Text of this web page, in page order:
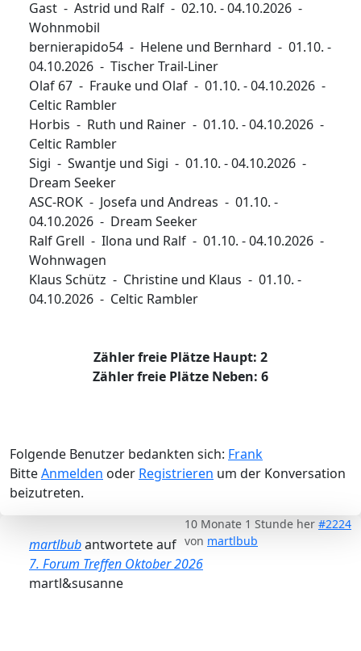
Gast - Astrid und Ralf - 02.10. - 04.10.2026 -
Wohnmobil
bernierapido54 - Helene und Bernhard - 01.10. -
04.10.2026 - Tischer Trail-Liner
Olaf 67 - Frauke und Olaf - 01.10. - 04.10.2026 -
Celtic Rambler
Horbis - Ruth und Rainer - 01.10. - 04.10.2026 -
Celtic Rambler
Sigi - Swantje und Sigi - 01.10. - 04.10.2026 -
Dream Seeker
ASC-ROK - Josefa und Andreas - 01.10. -
04.10.2026 - Dream Seeker
Ralf Grell - Ilona und Ralf - 01.10. - 04.10.2026 -
Wohnwagen
Klaus Schütz - Christine und Klaus - 01.10. -
04.10.2026 - Celtic Rambler
Zähler freie Plätze Haupt: 2
Zähler freie Plätze Neben: 6
Folgende Benutzer bedankten sich: Frank
BitteAnmelden oder Registrieren um der Konversation
beizutreten.
10 Monate 1 Stunde her #2224
von martlbub
martlbubantwortete auf
7. Forum Treffen Oktober 2026
martl&susanne